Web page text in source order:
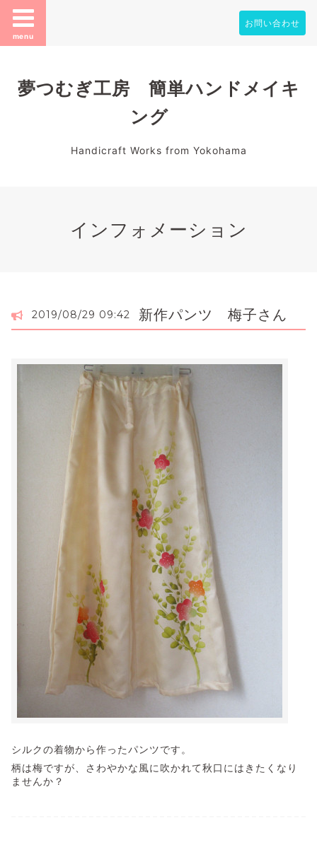
menu
お問い合わせ
夢つむぎ工房 簡単ハンドメイキ
ング
Handicraft Works from Yokohama
インフォメーション
2019/08/29 09:42 新作パンツ 梅子さん
シルクの着物から作ったパンツです。
柄は梅ですが、さわやかな風に吹かれて秋口にはきたくなり
ませんか？